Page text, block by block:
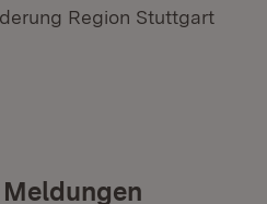
Region Stuttgart